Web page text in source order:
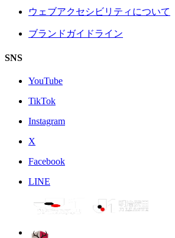
ウェブアクセシビリティについて
ブランドガイドライン
SNS
YouTube
TikTok
Instagram
X
Facebook
LINE